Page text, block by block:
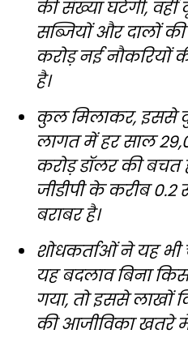
की संख्या घटेगी,
सब्जियों और दालों
करोड़ नई नौकरियों
है।
कुल मिलाकर, इससे
लागत में हर साल
करोड़ डॉलर की बचत
जीडीपी के करीब
बराबर है।
शोधकर्ताओं ने यह भी
यह बदलाव बिना
गया, तो इससे लाखों
की आजीविका खतरे